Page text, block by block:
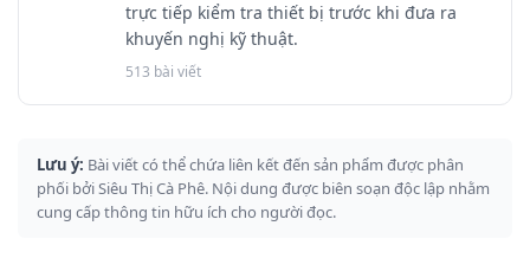
trực tiếp kiểm tra thiết bị trước khi đưa ra
khuyến nghị kỹ thuật.
513 bài viết
Lưu ý: Bài viết có thể chứa liên kết đến sản phẩm được phân
phối bởi Siêu Thị Cà Phê. Nội dung được biên soạn độc lập nhằm
cung cấp thông tin hữu ích cho người đọc.